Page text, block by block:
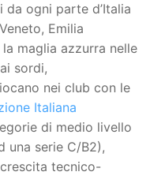
ogni parte d’Italia
Emilia
maglia azzurra nelle
sordi,
nei club con le
Italiana
di medio livello
una serie C/B2),
tecnico-